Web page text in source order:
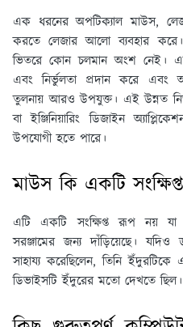
এক ধরনের অপটিক্যাল মাউস,
করতে লেজার আলো ব্যবহার
ভিতরে কোন চলমান অংশ নেই।
এবং নির্ভুলতা প্রদান করে এবং
তুলনায় আরও উপযুক্ত। এই উন্নত
বা ইঞ্জিনিয়ারিং ডিজাইন
উপযোগী হতে পারে।
মাউস কি একটি
এটি একটি সংক্ষিপ্ত রূপ নয় যা
সরঞ্জামের জন্য দাঁড়িয়েছে। যদিও
সাহায্য করেছিলেন, তিনি
ডিভাইসটি ইঁদুরের মতো দেখতে ছিল।